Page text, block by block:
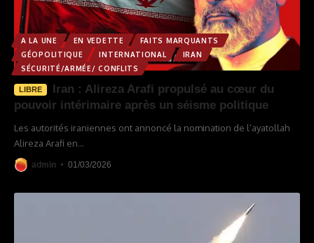
A LA UNE EN VEDETTE
FAITS MARQUANTS
GÉOPOLITIQUE
INTERNATIONAL
IRAN
SÉCURITÉ/ARMÉE/ CONFLITS
LIBRE
Iran : Alireza Arafi propulsé au cœur du
pouvoir intérimaire après un séisme politique
Les autorités iraniennes ont annoncé la nomination de l’ayatollah
Alireza Arafi en…
admin 01/03/2026